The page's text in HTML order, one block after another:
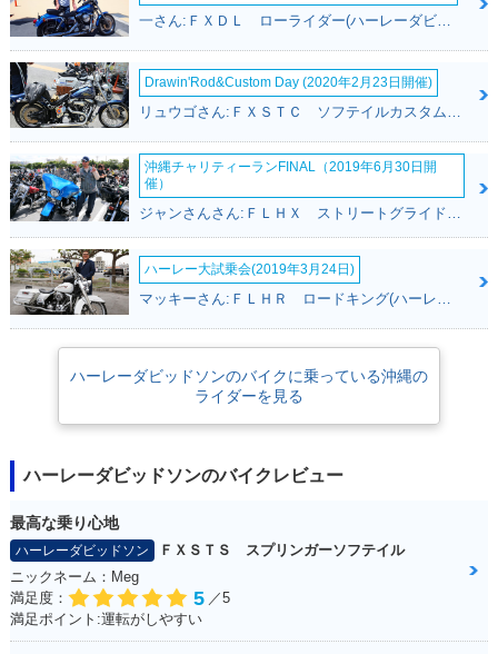
Drawin'Rod&Custom Day (2020年2月23日開催)
沖縄チャリティーランFINAL（2019年6月30日開
催）
ジャンさんさん:ＦＬＨＸ ストリートグライド(ハーレーダビッドソン)
ハーレー大試乗会(2019年3月24日)
ハーレーダビッドソンのバイクに乗っている沖縄の
ライダーを見る
ハーレーダビッドソンのバイクレビュー
最高な乗り心地
ハーレーダビッドソン
ＦＸＳＴＳ スプリンガーソフテイル
ニックネーム：Meg
満足度：
5 ／5
満足ポイント:運転がしやすい